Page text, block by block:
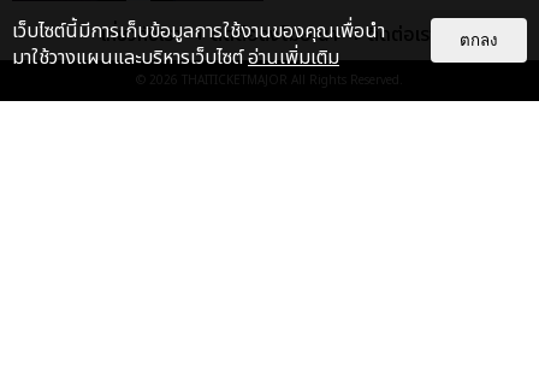
เคมีดี มวลสนุก! ประมวลภาพ “ดิว-
ธี” เปิดตัวซีรีส์ “MR.KILL มังงะสั่ง
ตาย” ในงาน “MR.KILL...
EXCLUSIVE : 14
เกี่ยวกับเรา ติดต่อลงโฆษณา ติดต่อเรา
© 2026 THAITICKETMAJOR All Rights Reserved.
เว็บไซต์นี้มีการเก็บข้อมูลการใช้งานของคุณเพื่อนำ
มาใช้วางแผนและบริหารเว็บไซต์อ่านเพิ่มเติม
ตกลง